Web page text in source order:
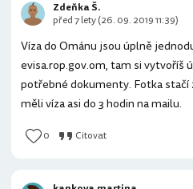
Víza do Ománu jsou úplně
evisa.rop.gov.om, tam si vytvoříš
potřebné dokumenty. Fotka stačí
měli víza asi do 3 hodin na mailu.
0 Citovat
Zdeňka Š.
před 7 lety (26. 09. 2019 11:39)